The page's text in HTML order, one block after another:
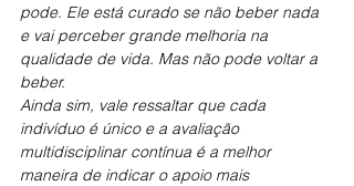
pode. Ele está curado se não beber nada
e vai perceber grande melhoria na
qualidade de vida. Mas não pode voltar a
beber.
Ainda sim, vale ressaltar que cada
indivíduo é único e a avaliação
multidisciplinar contínua é a melhor
maneira de indicar o apoio mais